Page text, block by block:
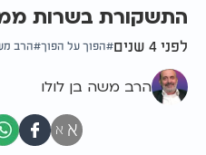
התשקורת בשרות
לפני 4 שנים הפוך על הפוך הרב
הרב משה בן לולו
א א